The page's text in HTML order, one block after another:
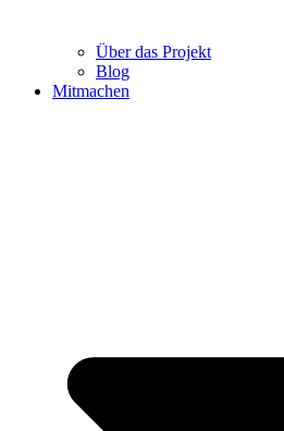
Über das Projekt
Blog
Mitmachen